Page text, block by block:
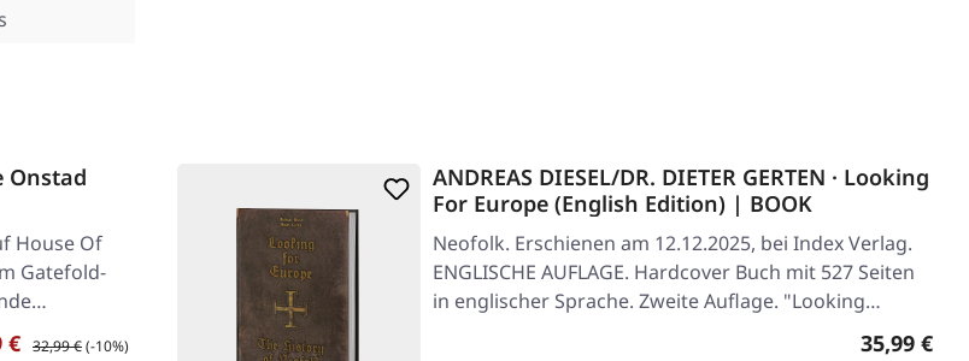
Onstad
House Of
Gatefold-
€ Regulärer Preis:
32,99 €(-10%)
ANDREAS DIESEL/DR. DIETER GERTEN · Looking
For Europe (English Edition) | BOOK
Neofolk. Erschienen am 12.12.2025, bei Index Verlag.
ENGLISCHE AUFLAGE. Hardcover Buch mit 527 Seiten
in englischer Sprache. Zweite Auflage. "Looking…
Regulärer
35,99 €